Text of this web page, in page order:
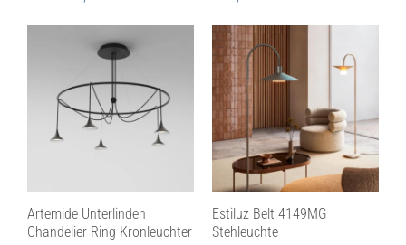
Artemide Unterlinden
Chandelier Ring Kronleuchter
Estiluz Belt 4149MG
Stehleuchte